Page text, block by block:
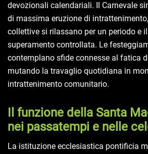
devozionali calendariali. Il Carnevale
di massima eruzione di
collettive si rilassano per un periodo e
superamento controllata. Le
contemplano sfide connesse al fatica
mutando la travaglio quotidiana in
intrattenimento comunitario.
Il funzione della Santa
nei passatempi e nelle
La istituzione ecclesiastica pontificia